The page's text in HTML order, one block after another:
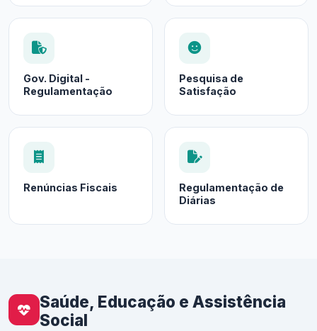
Gov. Digital -
Regulamentação
Pesquisa de
Satisfação
Renúncias Fiscais
Regulamentação de
Diárias
Saúde, Educação e Assistência
Social